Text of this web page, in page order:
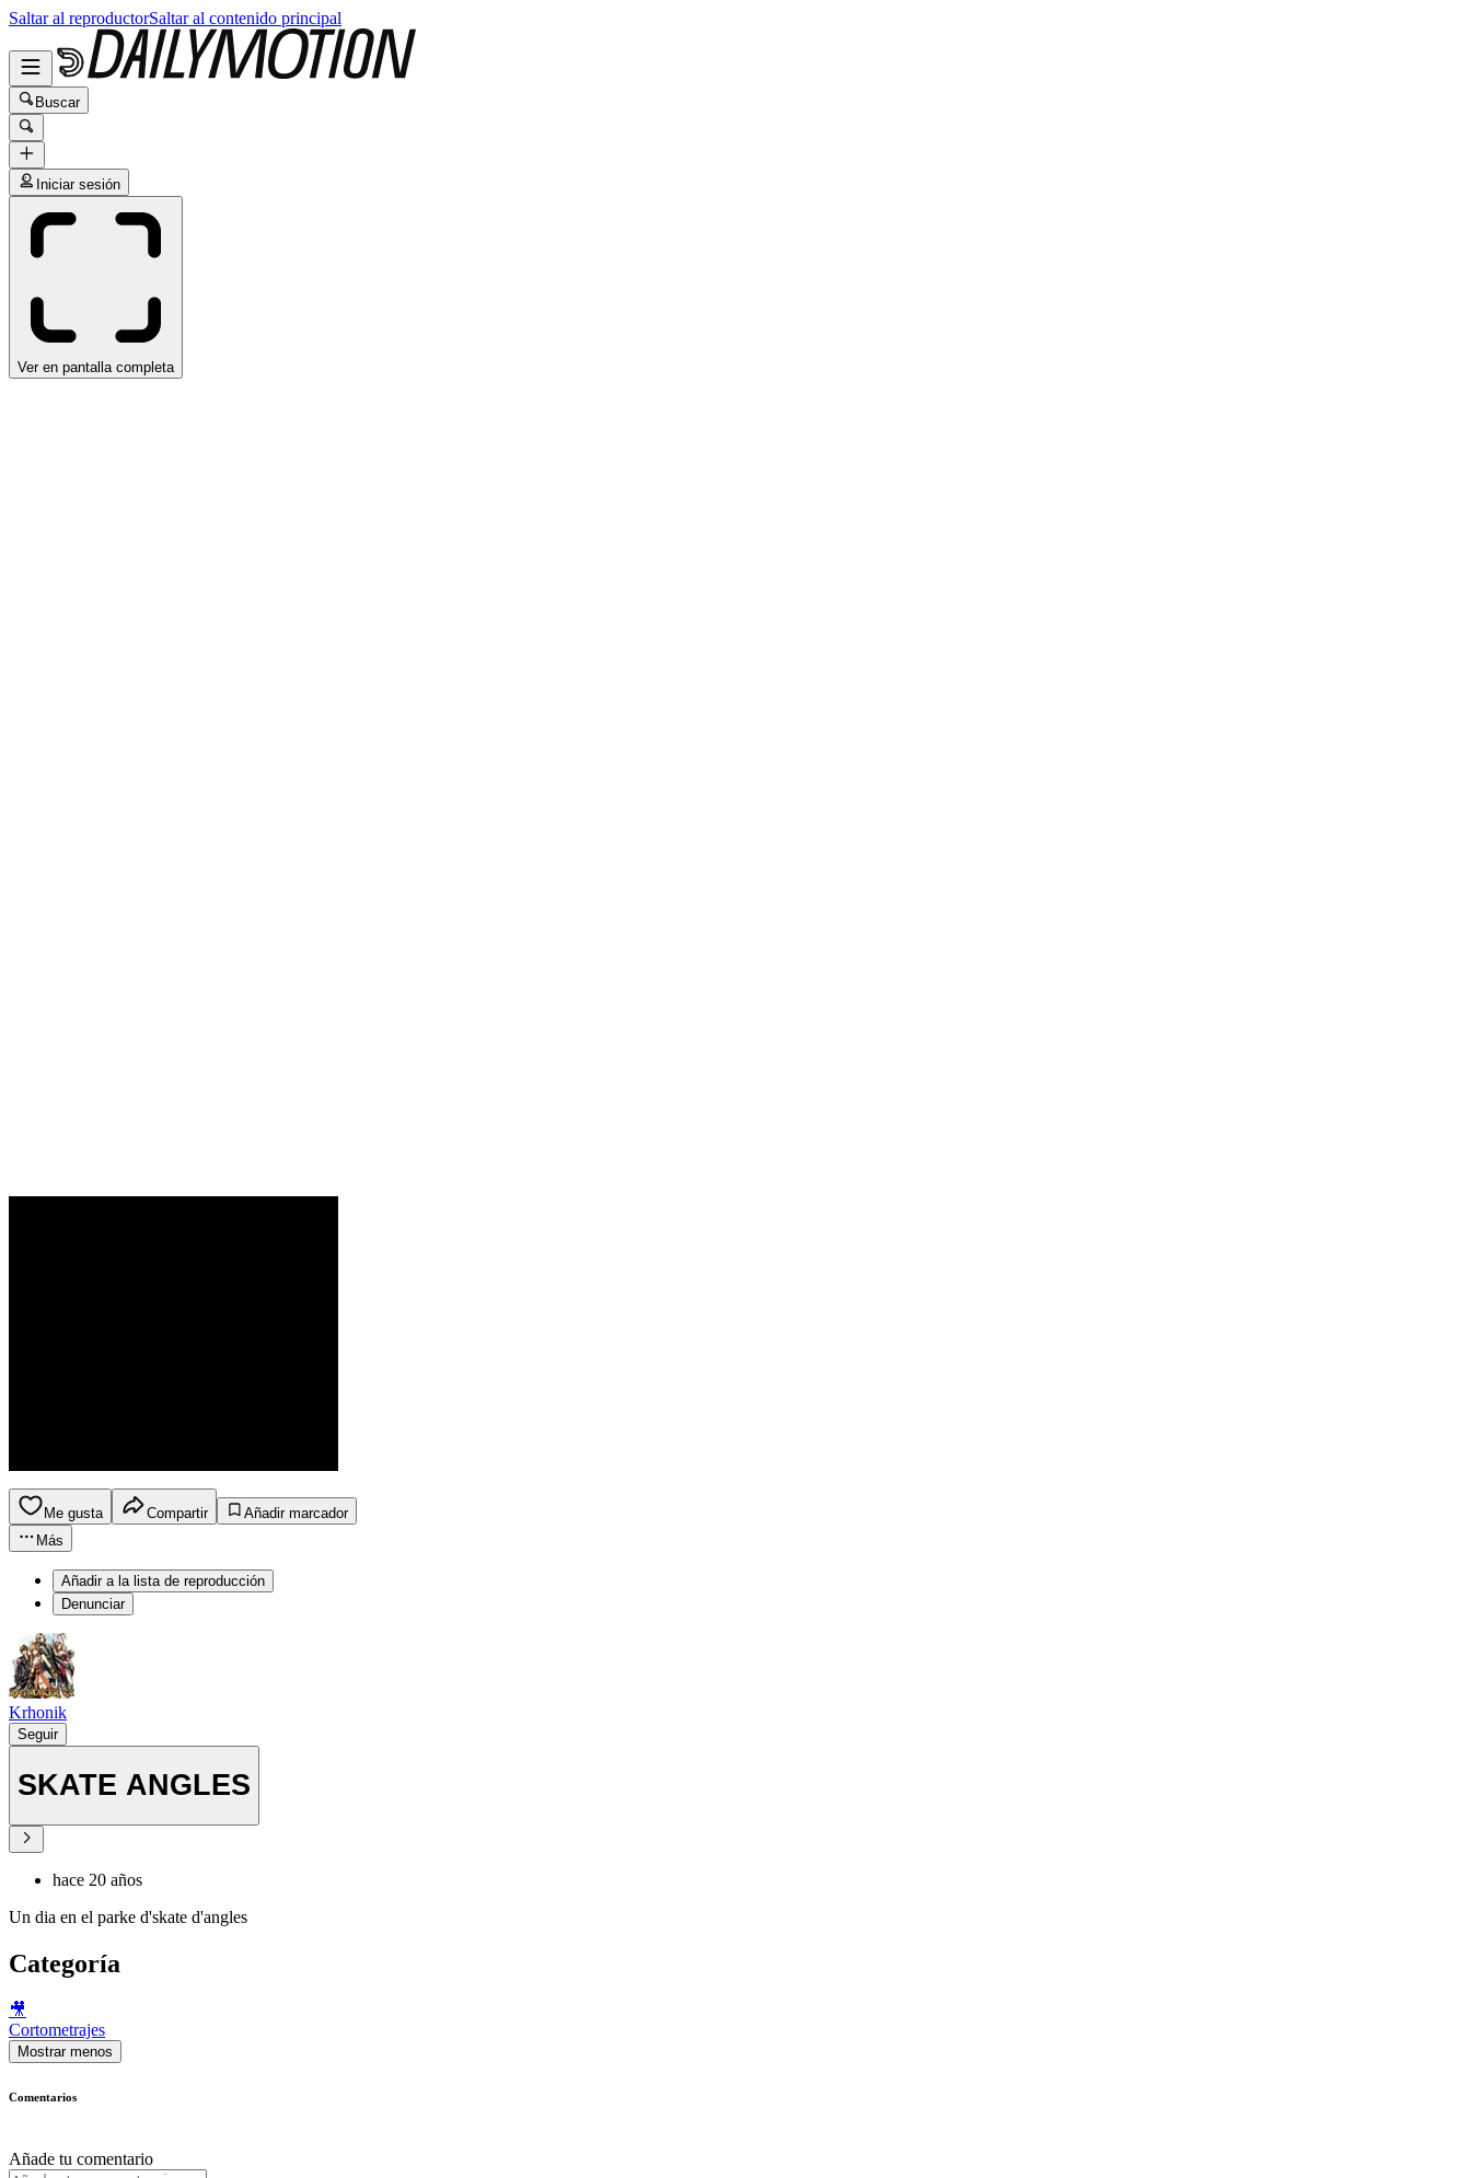
Saltar al reproductorSaltar al contenido principal
Buscar
Iniciar sesión
Ver en pantalla completa
Me gusta Compartir
Añadir marcador
Más
Añadir a la lista de reproducción
Denunciar
Krhonik
Seguir
SKATE ANGLES
hace 20 años
Un dia en el parke d'skate d'angles
Categoría
🎥
Cortometrajes
Mostrar menos
Comentarios
Añade tu comentario